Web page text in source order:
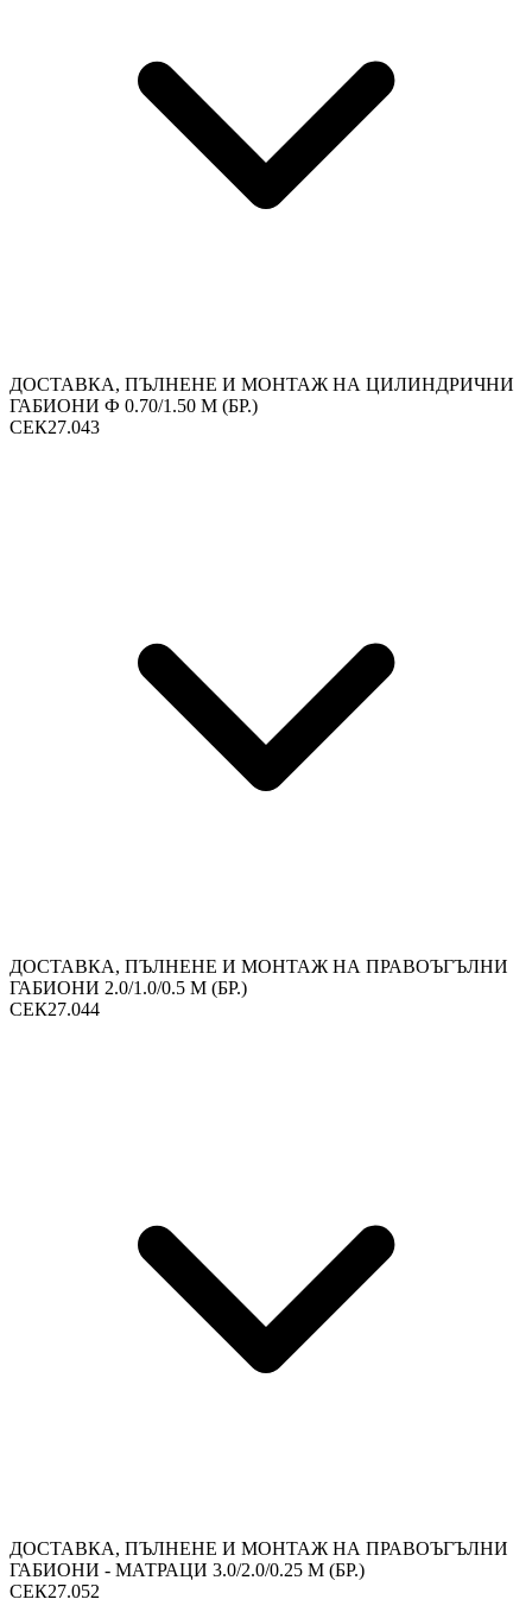
ДОСТАВКА, ПЪЛНЕНЕ И МОНТАЖ НА ЦИЛИНДРИЧНИ
ГАБИОНИ Ф 0.70/1.50 М (БР.)
СЕК27.043
ДОСТАВКА, ПЪЛНЕНЕ И МОНТАЖ НА ПРАВОЪГЪЛНИ
ГАБИОНИ 2.0/1.0/0.5 М (БР.)
СЕК27.044
ДОСТАВКА, ПЪЛНЕНЕ И МОНТАЖ НА ПРАВОЪГЪЛНИ
ГАБИОНИ - МАТРАЦИ 3.0/2.0/0.25 М (БР.)
СЕК27.052